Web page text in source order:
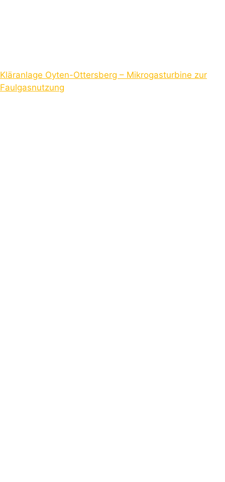
Kläranlage Oyten-Ottersberg – Mikrogasturbine zur
Faulgasnutzung